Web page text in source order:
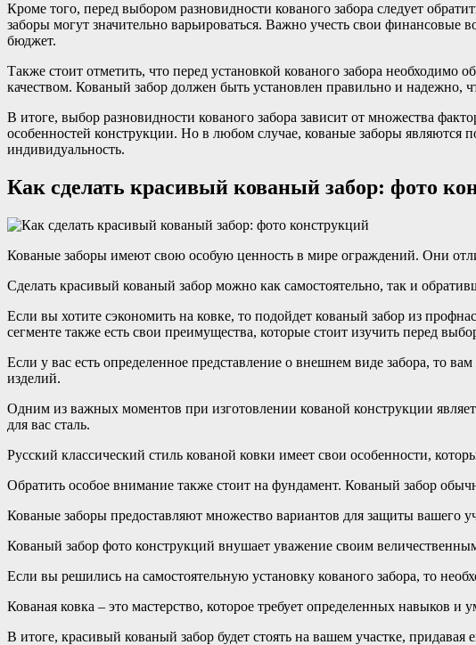
Кроме того, перед выбором разновидности кованого забора следует
заборы могут значительно варьироваться. Важно учесть свои
бюджет.
Также стоит отметить, что перед установкой кованого забора
качеством. Кованый забор должен быть установлен правильно и надежно,
В итоге, выбор разновидности кованого забора зависит от множества
особенностей конструкции. Но в любом случае, кованые заборы являются
индивидуальность.
Как сделать красивый кованый забор: фото
Кованые заборы имеют свою особую ценность в мире ограждений. Они
Сделать красивый кованый забор можно как самостоятельно, так и
Если вы хотите сэкономить на ковке, то подойдет кованый забор из
сегменте также есть свои преимущества, которые стоит изучить перед
Если у вас есть определенное представление о внешнем виде забора, то
изделий.
Одним из важных моментов при изготовлении кованой конструкции
для вас сталь.
Русский классический стиль кованой ковки имеет свои особенности,
Обратить особое внимание также стоит на фундамент. Кованый забор
Кованые заборы предоставляют множество вариантов для защиты вашего
Кованый забор фото конструкций внушает уважение своим
Если вы решились на самостоятельную установку кованого забора, то
Кованая ковка – это мастерство, которое требует определенных навыков
В итоге, красивый кованый забор будет стоять на вашем участке,